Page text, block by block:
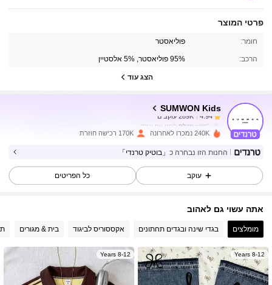
פרטי המוצר
חומר: פוליאסטר
הרכב: 95% פוליאסטר, 5% אלסטיין
הצג עוד
SUMWON Kids
4.94
289K עוקבים
n***6 שילם לפני יום אחד
4.94 289K עוקבים
4.94 289K עוקבים
4.94 289K עוקבים
240K נמכרו לאחרונה 170K רכישה חוזרת
החנות הזו נבחרה כ 「בוטיק טרנדי」
עוקב כל הפריטים
אתה עשוי גם לאהוב
מומלצים בגדי שינה ובגדים תחתונים אקססוריס לביגוד בית & מגורים
8-12 Years
8-12 Years